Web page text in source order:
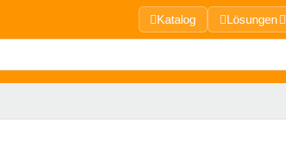
Katalog Lösungen